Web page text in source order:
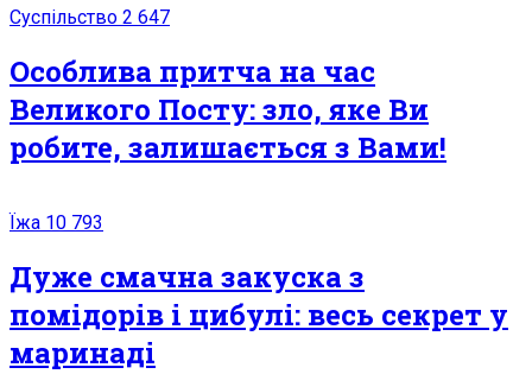
Суспільство 2 647
Особлива притча на час
Великого Посту: зло, яке Ви
робите, залишається з Вами!
Їжа 10 793
Дуже смачна закуска з
помідорів і цибулі: весь секрет у
маринаді